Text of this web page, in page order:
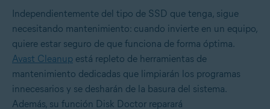
Independientemente del tipo de SSD que tenga, sigue
necesitando mantenimiento: cuando invierte en un equipo,
quiere estar seguro de que funciona de forma óptima.
Avast Cleanup está repleto de herramientas de
mantenimiento dedicadas que limpiarán los programas
innecesarios y se desharán de la basura del sistema.
Además, su función Disk Doctor reparará